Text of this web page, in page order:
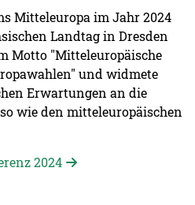
Mitteleuropa im Jahr 2024
Landtag in Dresden
Motto "Mitteleuropäische
und widmete
Erwartungen an die
wie den mitteleuropäischen
2024